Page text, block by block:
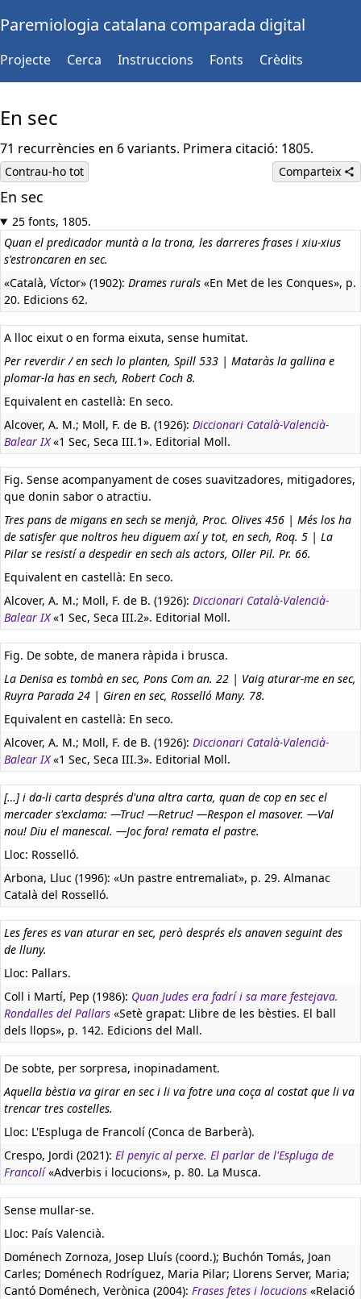
Paremiologia catalana comparada digital
Projecte Cerca Instruccions Fonts Crèdits
En sec
71 recurrències en 6 variants. Primera citació: 1805.
Contrau-ho tot Comparteix
En sec
25 fonts, 1805.
Quan el predicador muntà a la trona, les darreres frases i xiu-xius
s'estroncaren en sec.
«Català, Víctor» (1902): Drames rurals «En Met de les Conques», p.
20. Edicions 62.
A lloc eixut o en forma eixuta, sense humitat.
Per reverdir / en sech lo planten, Spill 533 | Mataràs la gallina e
plomar-la has en sech, Robert Coch 8.
Equivalent en castellà: En seco.
Alcover, A. M.; Moll, F. de B. (1926): Diccionari Català-Valencià-
Balear IX«1 Sec, Seca III.1». Editorial Moll.
Fig. Sense acompanyament de coses suavitzadores, mitigadores,
que donin sabor o atractiu.
Tres pans de migans en sech se menjà, Proc. Olives 456 | Més los ha
de satisfer que noltros heu diguem axí y tot, en sech, Roq. 5 | La
Pilar se resistí a despedir en sech als actors, Oller Pil. Pr. 66.
Equivalent en castellà: En seco.
Alcover, A. M.; Moll, F. de B. (1926): Diccionari Català-Valencià-
Balear IX«1 Sec, Seca III.2». Editorial Moll.
Fig. De sobte, de manera ràpida i brusca.
La Denisa es tombà en sec, Pons Com an. 22 | Vaig aturar-me en sec,
Ruyra Parada 24 | Giren en sec, Rosselló Many. 78.
Equivalent en castellà: En seco.
Alcover, A. M.; Moll, F. de B. (1926): Diccionari Català-Valencià-
Balear IX«1 Sec, Seca III.3». Editorial Moll.
[…] i da-li carta després d'una altra carta, quan de cop en sec el
mercader s'exclama: —Truc! —Retruc! —Respon el masover. —Val
nou! Diu el manescal. —Joc fora! remata el pastre.
Lloc: Rosselló.
Arbona, Lluc (1996): «Un pastre entremaliat», p. 29. Almanac
Català del Rosselló.
Les feres es van aturar en sec, però després els anaven seguint des
de lluny.
Lloc: Pallars.
Coll i Martí, Pep (1986): Quan Judes era fadrí i sa mare festejava.
Rondalles del Pallars «Setè grapat: Llibre de les bèsties. El ball
dels llops», p. 142. Edicions del Mall.
De sobte, per sorpresa, inopinadament.
Aquella bèstia va girar en sec i li va fotre una coça al costat que li va
trencar tres costelles.
Lloc: L'Espluga de Francolí (Conca de Barberà).
Crespo, Jordi (2021): El penyic al perxe. El parlar de l'Espluga de
Francolí«Adverbis i locucions», p. 80. La Musca.
Sense mullar-se.
Lloc: País Valencià.
Doménech Zornoza, Josep Lluís (coord.); Buchón Tomás, Joan
Carles; Doménech Rodríguez, Maria Pilar; Llorens Server, Maria;
Cantó Doménech, Verònica (2004): Frases fetes i locucions «Relació